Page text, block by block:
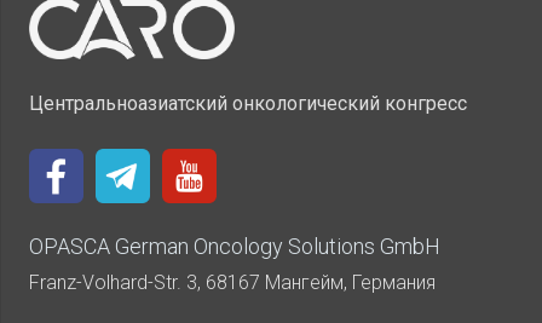
Центральноазиатский онкологический конгресс
OPASCA German Oncology Solutions GmbH
Franz-Volhard-Str. 3, 68167 Мангейм, Германия